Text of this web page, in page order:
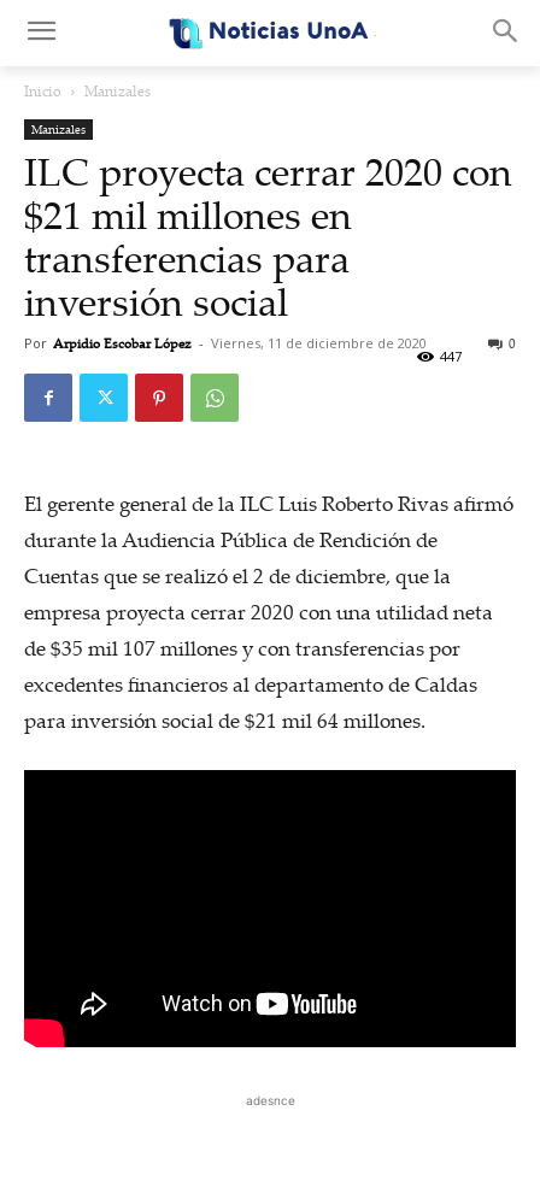
Inicio Manizales
Manizales
ILC proyecta cerrar 2020 con
$21 mil millones en
transferencias para
inversión social
Por Arpidio Escobar López - Viernes, 11 de diciembre de 2020 0
447
El gerente general de la ILC Luis Roberto Rivas afirmó
durante la Audiencia Pública de Rendición de
Cuentas que se realizó el 2 de diciembre, que la
empresa proyecta cerrar 2020 con una utilidad neta
de $35 mil 107 millones y con transferencias por
excedentes financieros al departamento de Caldas
para inversión social de $21 mil 64 millones.
adesnce